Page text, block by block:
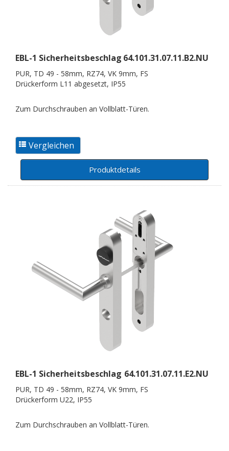
EBL-1 Sicherheitsbeschlag 64.101.31.07.11.B2.NU
PUR, TD 49 - 58mm, RZ74, VK 9mm, FS
Drückerform L11 abgesetzt, IP55
Zum Durchschrauben an Vollblatt-Türen.
Produktdetails
EBL-1 Sicherheitsbeschlag 64.101.31.07.11.E2.NU
PUR, TD 49 - 58mm, RZ74, VK 9mm, FS
Drückerform U22, IP55
Zum Durchschrauben an Vollblatt-Türen.